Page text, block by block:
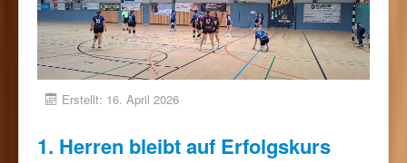
Erstellt: 16. April 2026
1. Herren bleibt auf Erfolgskurs